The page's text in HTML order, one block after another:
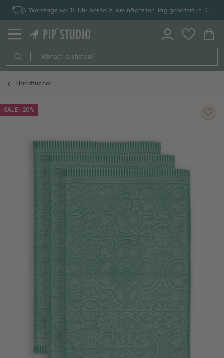
Werktags vor 14 Uhr bestellt, am nächsten Tag geliefert in DE
Handtücher
SALE | 20%